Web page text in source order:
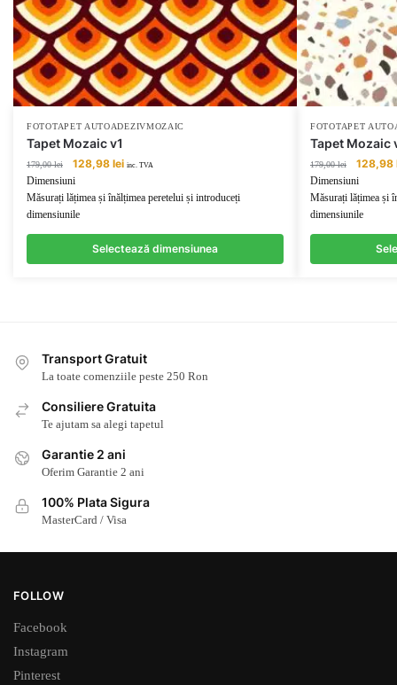
FOTOTAPET AUTOADEZIVMOZAIC
Tapet Mozaic v1
179,00lei
Prețul
inițial
a
fost:
128,98 leiPrețul
este:
inc. TVA
Dimensiuni
Măsurați lățimea și înălțimea peretelui și introduceți
dimensiunile
Selectează dimensiunea
FOTOTAPET
Tapet Mozaic
179,00lei
Prețul
inițial
a
fost:
128,98
Dimensiuni
Măsurați lățimea și
dimensiunile
Transport Gratuit
La toate comenziile peste 250 Ron
Consiliere Gratuita
Te ajutam sa alegi tapetul
Garantie 2 ani
Oferim Garantie 2 ani
100% Plata Sigura
MasterCard / Visa
FOLLOW
Facebook
Instagram
Pinterest